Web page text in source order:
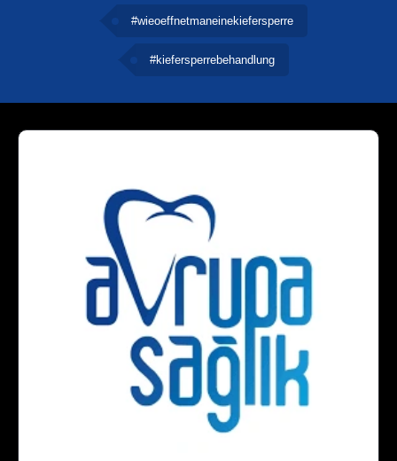
#wieoeffnetmaneinekiefersperre
#kiefersperrebehandlung